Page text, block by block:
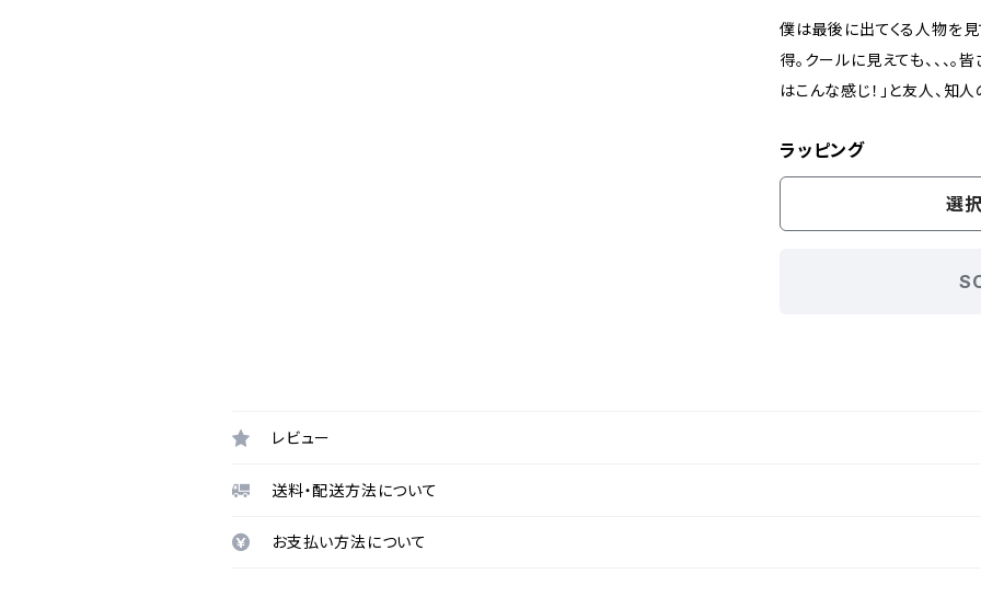
僕は最後に出てくる人物を見
得。クールに見えても、、、
はこんな感じ！」と友人、知
ラッピング
選
レビュー
送料・配送方法について
お支払い方法について